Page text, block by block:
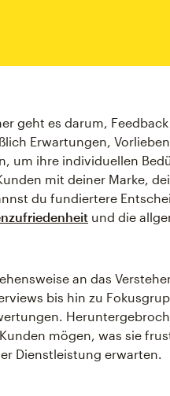
geht es darum,
Erwartungen,
um ihre individuellen
mit deiner Marke,
du fundiertere
und die
an das
bis hin zu
mögen, was sie
Dienstleistung erwarten.